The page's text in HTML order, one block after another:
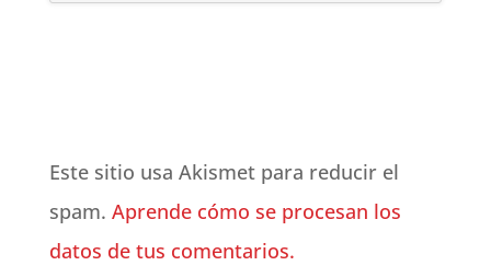
Este sitio usa Akismet para reducir el
spam. Aprende cómo se procesan los
datos de tus comentarios.